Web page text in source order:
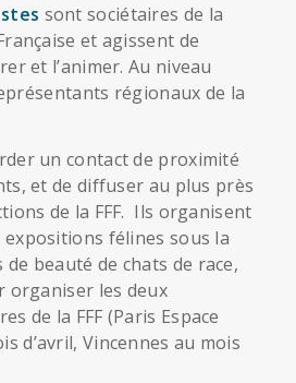
sont sociétaires de la
et agissent de
et l’animer. Au niveau
régionaux de la
un contact de proximité
et de diffuser au plus près
de la FFF. Ils organisent
félines sous la
beauté de chats de race,
organiser les deux
de la FFF (Paris Espace
d’avril, Vincennes au mois